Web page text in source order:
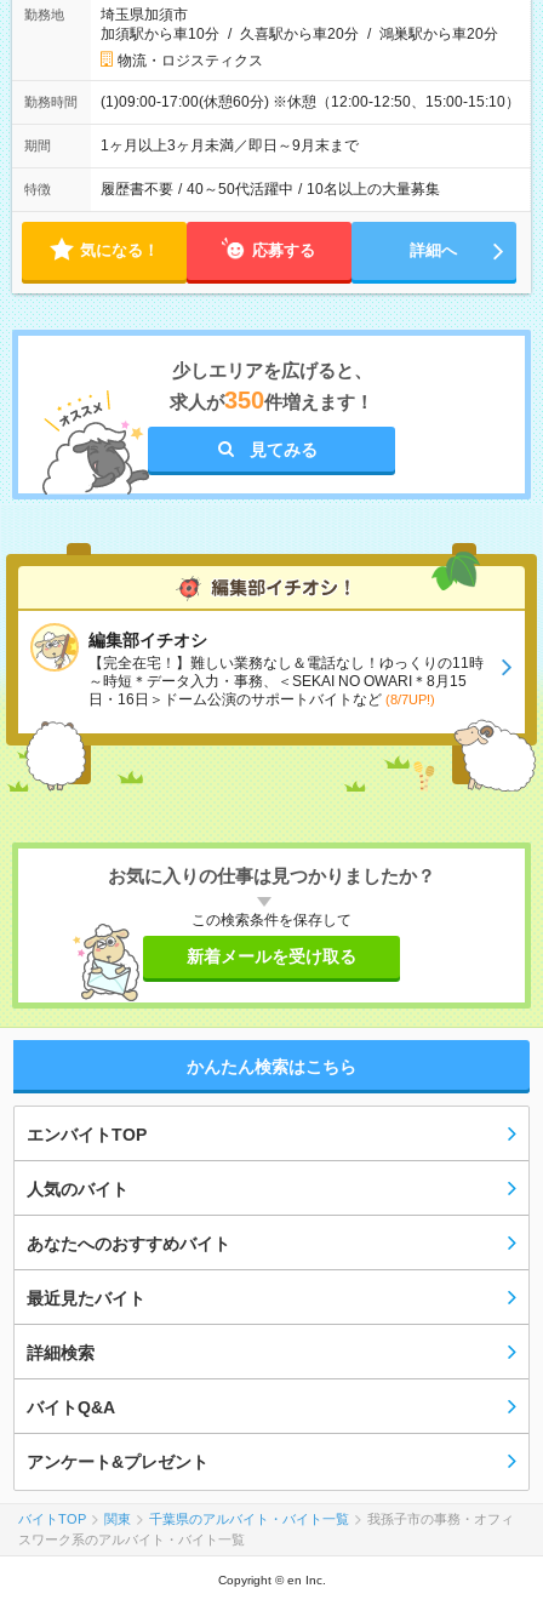
勤務地
埼玉県加須市
加須駅から車10分 / 久喜駅から車20分 / 鴻巣駅から車20分
物流・ロジスティクス
勤務時間 (1)09:00-17:00(休憩60分) ※休憩（12:00-12:50、15:00-15:10）
期間 1ヶ月以上3ヶ月未満／即日～9月末まで
特徴 履歴書不要 / 40～50代活躍中 / 10名以上の大量募集
気になる！ 応募する 詳細へ
少しエリアを広げると、
求人が350件増えます！
見てみる
編集部イチオシ
【完全在宅！】難しい業務なし＆電話なし！ゆっくりの11時
～時短＊データ入力・事務、＜SEKAI NO OWARI＊8月15
日・16日＞ドーム公演のサポートバイトなど (8/7UP!)
お気に入りの仕事は見つかりましたか？
この検索条件を保存して
新着メールを受け取る
かんたん検索はこちら
エンバイトTOP
人気のバイト
あなたへのおすすめバイト
最近見たバイト
詳細検索
バイトQ&A
アンケート&プレゼント
バイトTOP 関東 千葉県のアルバイト・バイト一覧
我孫子市の事務・オフィ
スワーク系のアルバイト・バイト一覧
Copyright © en Inc.